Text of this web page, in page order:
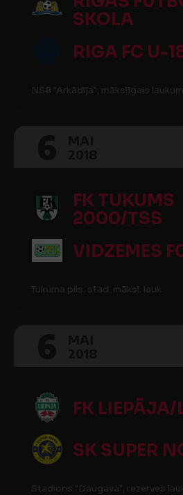
SKOLA
RIGA FC U-
NSB "Arkādija", mākslīgais
FK TUKUMS
2000/TSS
VIDZEMES
Tukuma pils. stad. māksl. lauk.
FK LIEPĀJA/
SK SUPER
Stadions "Daugava", rezerves